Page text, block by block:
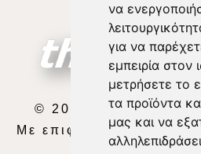
να
για να
εμπειρία στον
μετρήσετε το
τα προϊόντα
μας και να
RSS
© 2026 ΘΕΣΣΑΛΙΑ
Με επιφύλαξη κάθε